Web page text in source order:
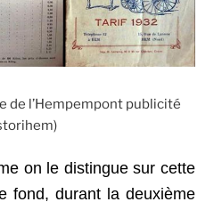
de l’Hempempont publicité
on le distingue sur cette
fond, durant la deuxième